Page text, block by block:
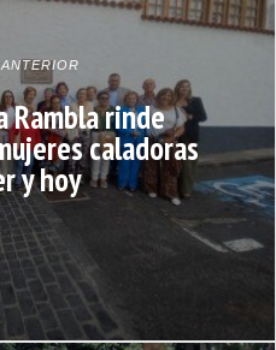
Rambla rinde
caladoras
y hoy